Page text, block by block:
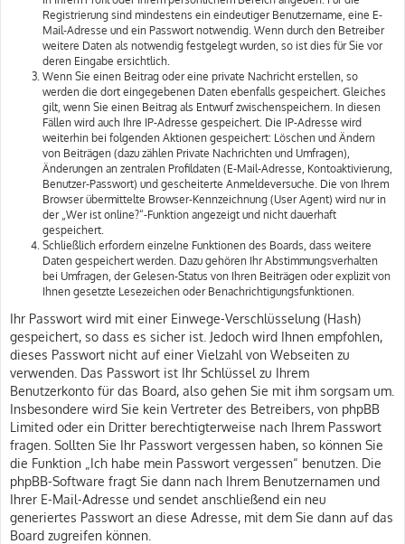
Registrierung sind mindestens ein eindeutiger Benutzername, eine E-
Mail-Adresse und ein Passwort notwendig. Wenn durch den Betreiber
weitere Daten als notwendig festgelegt wurden, so ist dies für Sie vor
deren Eingabe ersichtlich.
Wenn Sie einen Beitrag oder eine private Nachricht erstellen, so
werden die dort eingegebenen Daten ebenfalls gespeichert. Gleiches
gilt, wenn Sie einen Beitrag als Entwurf zwischenspeichern. In diesen
Fällen wird auch Ihre IP-Adresse gespeichert. Die IP-Adresse wird
weiterhin bei folgenden Aktionen gespeichert: Löschen und Ändern
von Beiträgen (dazu zählen Private Nachrichten und Umfragen),
Änderungen an zentralen Profildaten (E-Mail-Adresse, Kontoaktivierung,
Benutzer-Passwort) und gescheiterte Anmeldeversuche. Die von Ihrem
Browser übermittelte Browser-Kennzeichnung (User Agent) wird nur in
der „Wer ist online?“-Funktion angezeigt und nicht dauerhaft
gespeichert.
Schließlich erfordern einzelne Funktionen des Boards, dass weitere
Daten gespeichert werden. Dazu gehören Ihr Abstimmungsverhalten
bei Umfragen, der Gelesen-Status von Ihren Beiträgen oder explizit von
Ihnen gesetzte Lesezeichen oder Benachrichtigungsfunktionen.
Ihr Passwort wird mit einer Einwege-Verschlüsselung (Hash)
gespeichert, so dass es sicher ist. Jedoch wird Ihnen empfohlen,
dieses Passwort nicht auf einer Vielzahl von Webseiten zu
verwenden. Das Passwort ist Ihr Schlüssel zu Ihrem
Benutzerkonto für das Board, also gehen Sie mit ihm sorgsam um.
Insbesondere wird Sie kein Vertreter des Betreibers, von phpBB
Limited oder ein Dritter berechtigterweise nach Ihrem Passwort
fragen. Sollten Sie Ihr Passwort vergessen haben, so können Sie
die Funktion „Ich habe mein Passwort vergessen“ benutzen. Die
phpBB-Software fragt Sie dann nach Ihrem Benutzernamen und
Ihrer E-Mail-Adresse und sendet anschließend ein neu
generiertes Passwort an diese Adresse, mit dem Sie dann auf das
Board zugreifen können.